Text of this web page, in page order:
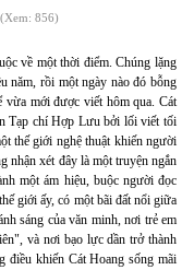
(Xem: 856)
về một thời điểm. Chúng lặng
năm, rồi một ngày nào đó bỗng
vừa mới được viết hôm qua. Cát
Tạp chí Hợp Lưu bởi lối viết tối
thế giới nghệ thuật khiến người
nhận xét đây là một truyện ngắn
một ám hiệu, buộc người đọc
giới ấy, có một bãi đất nổi giữa
sáng của văn minh, nơi trẻ em
và nơi bạo lực dần trở thành
khiến Cát Hoang sống mãi